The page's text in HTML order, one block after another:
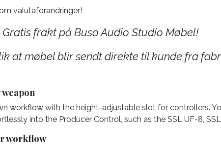
valutaforandringer!
frakt på Buso Audio Studio Møbel!
at møbel blir sendt direkte til kunde fra
workflow with the height-adjustable slot for controllers.
into the Producer Control, such as the SSL UF-8,
workflow